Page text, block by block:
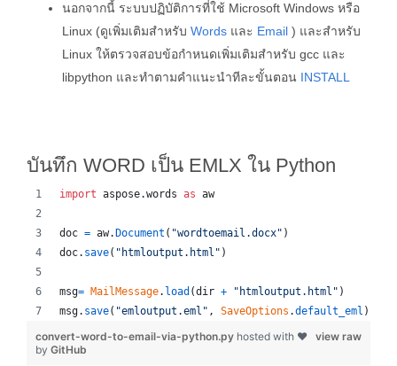
นอกจากนี้ ระบบปฏิบัติการที่ใช้ Microsoft Windows หรือ
Linux (ดูเพิ่มเติมสำหรับ Words และ Email ) และสำหรับ
Linux ให้ตรวจสอบข้อกำหนดเพิ่มเติมสำหรับ gcc และ
libpython และทำตามคำแนะนำทีละขั้นตอน INSTALL
บันทึก WORD เป็น EMLX ใน Python
import aspose.words as aw
doc = aw. Document ( "wordtoemail.docx" )
doc. save( "htmloutput.html" )
msg= MailMessage. load (dir + "htmloutput.html" )
msg. save( "emloutput.eml" , SaveOptions .default_eml )
view raw
convert-word-to-email-via-python.py hosted with ❤
by GitHub